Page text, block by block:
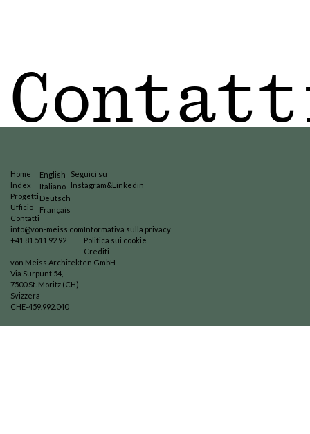
Home
Index
Progetti
Ufficio
Contatti
English
Italiano
Deutsch
Français
Seguici su
Instagram&Linkedin
info@von-meiss.com
+41 81 511 92 92
Informativa sulla privacy
Politica sui cookie
Crediti
von Meiss Architekten GmbH
Via Surpunt 54,
7500 St. Moritz (CH)
Svizzera
CHE-459.992.040